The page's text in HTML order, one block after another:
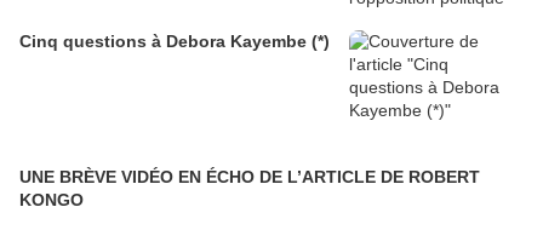
Cinq questions à Debora Kayembe (*)
UNE BRÈVE VIDÉO EN ÉCHO DE L’ARTICLE DE ROBERT
KONGO